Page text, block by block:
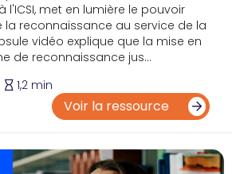
l'ICSI, met en lumière le pouvoir
reconnaissance au service de la
vidéo explique que la mise en
de reconnaissance jus...
1,2 min
Voir la ressource